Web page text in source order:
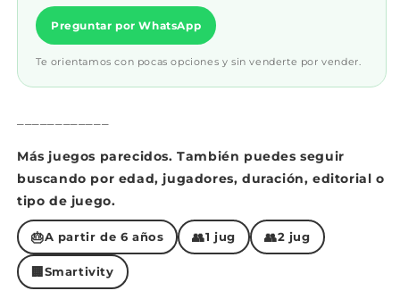
Preguntar por WhatsApp
Te orientamos con pocas opciones y sin venderte por vender.
Más juegos parecidos. También puedes seguir
buscando por edad, jugadores, duración, editorial o
tipo de juego.
🎂A partir de 6 años 👥1 jug 👥2 jug
Smartivity